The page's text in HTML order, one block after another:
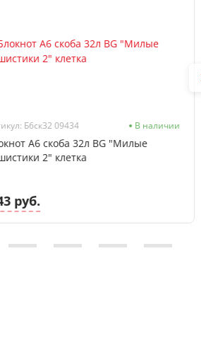
Б6ск32 09434 В наличии
А6 скоба 32л BG "Милые
2" клетка
руб.